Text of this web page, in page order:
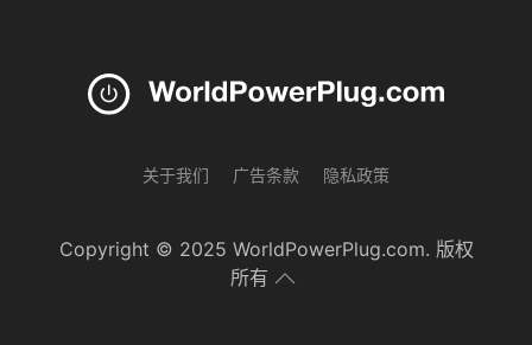
关于我们 广告条款 隐私政策
Copyright © 2025 WorldPowerPlug.com. 版权
所有